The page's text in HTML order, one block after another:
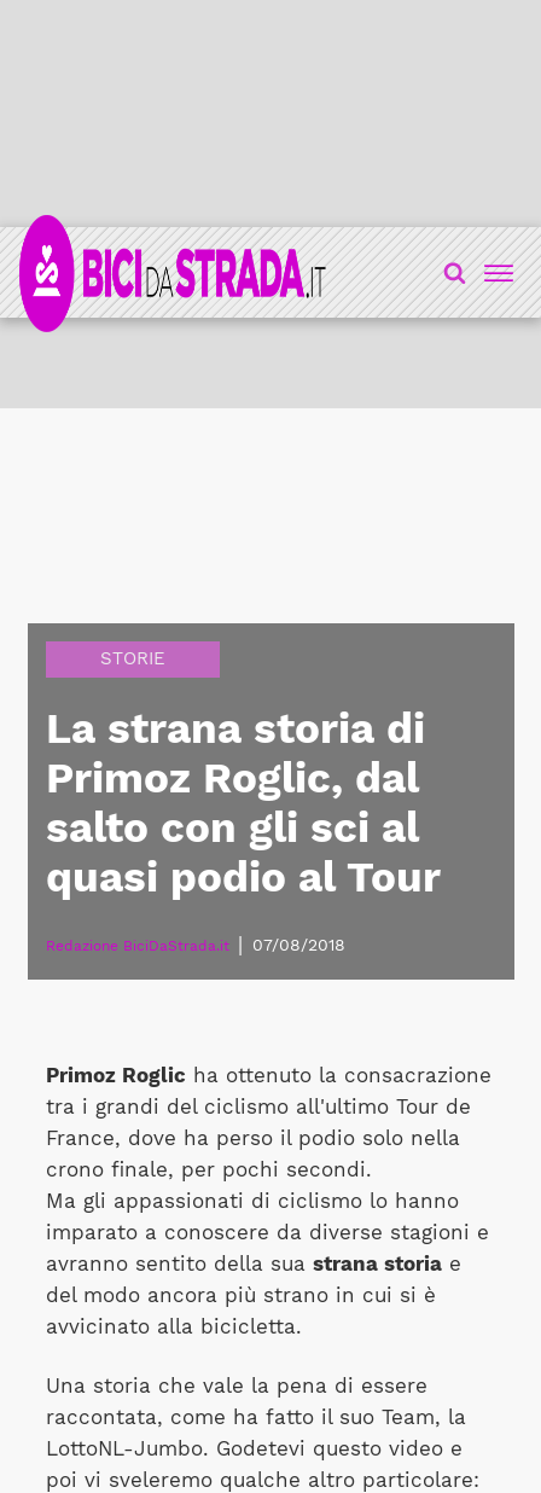
STORIE
La strana storia di
Primoz Roglic, dal
salto con gli sci al
quasi podio al Tour
Redazione BiciDaStrada.it 07/08/2018
Primoz Roglic ha ottenuto la consacrazione
tra i grandi del ciclismo all'ultimo Tour de
France, dove ha perso il podio solo nella
crono finale, per pochi secondi.
Ma gli appassionati di ciclismo lo hanno
imparato a conoscere da diverse stagioni e
avranno sentito della sua strana storiae
del modo ancora più strano in cui si è
avvicinato alla bicicletta.
Una storia che vale la pena di essere
raccontata, come ha fatto il suo Team, la
LottoNL-Jumbo. Godetevi questo video e
poi vi sveleremo qualche altro particolare: